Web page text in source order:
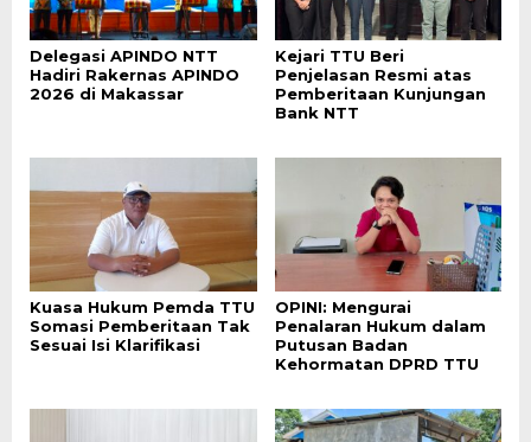
Delegasi APINDO NTT
Hadiri Rakernas APINDO
2026 di Makassar
Kejari TTU Beri
Penjelasan Resmi atas
Pemberitaan Kunjungan
Bank NTT
Kuasa Hukum Pemda TTU
Somasi Pemberitaan Tak
Sesuai Isi Klarifikasi
OPINI: Mengurai
Penalaran Hukum dalam
Putusan Badan
Kehormatan DPRD TTU